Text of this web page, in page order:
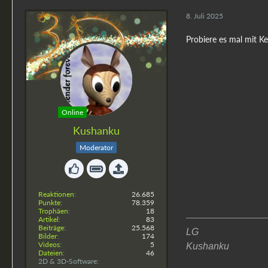
Online
Kushanku
Moderator
Reaktionen
26.685
Punkte
78.359
Trophäen
18
Artikel
83
Beiträge
25.568
Bilder
174
Videos
5
Dateien
46
2D & 3D-Software
8. Juli 2025
Probiere es mal mit
LG
Kushanku